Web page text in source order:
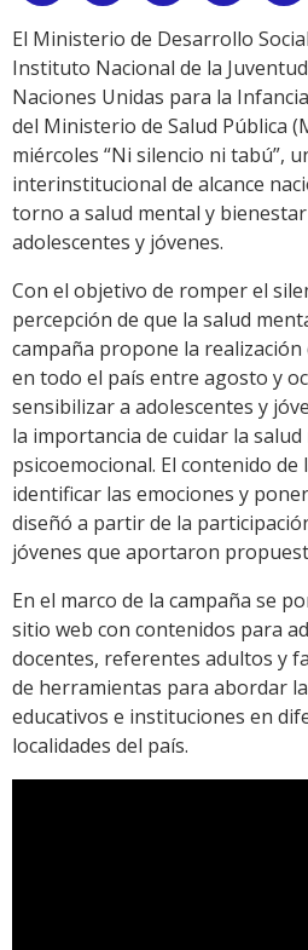
El Ministerio de Desarrollo
Instituto Nacional de la
Naciones Unidas para la
del Ministerio de Salud Pública
miércoles “Ni silencio ni tabú”,
interinstitucional de alcance
torno a salud mental y
adolescentes y jóvenes.
Con el objetivo de romper el
percepción de que la salud
campaña propone la realización
en todo el país entre agosto y
sensibilizar a adolescentes y
la importancia de cuidar la
psicoemocional. El contenido de
identificar las emociones y
diseñó a partir de la
jóvenes que aportaron
En el marco de la campaña se
sitio web con contenidos para
docentes, referentes adultos y
de herramientas para abordar
educativos e instituciones en
localidades del país.